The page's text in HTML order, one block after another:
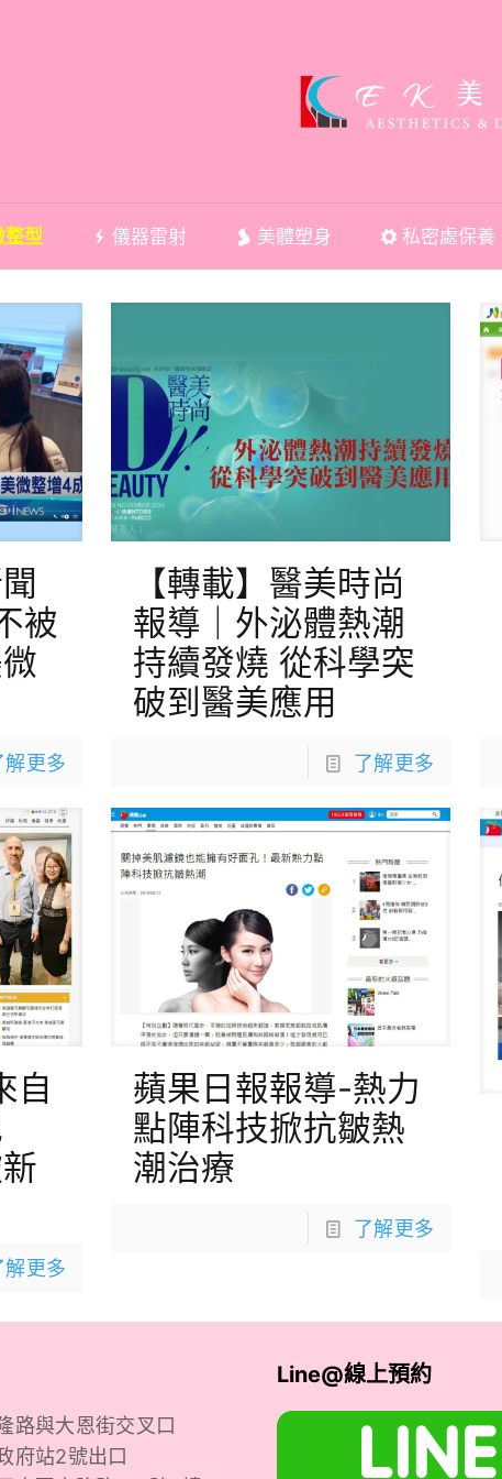
整型 儀器雷射 美體塑身 私密處保養
被
解更多
【轉載】醫美時尚
報導｜外泌體熱潮
持續發燒 從科學突
破到醫美應用
了解更多
自
解更多
蘋果日報報導-熱力
點陣科技掀抗皺熱
潮治療
了解更多
路與大恩街交叉口
府站2號出口
Line@線上預約